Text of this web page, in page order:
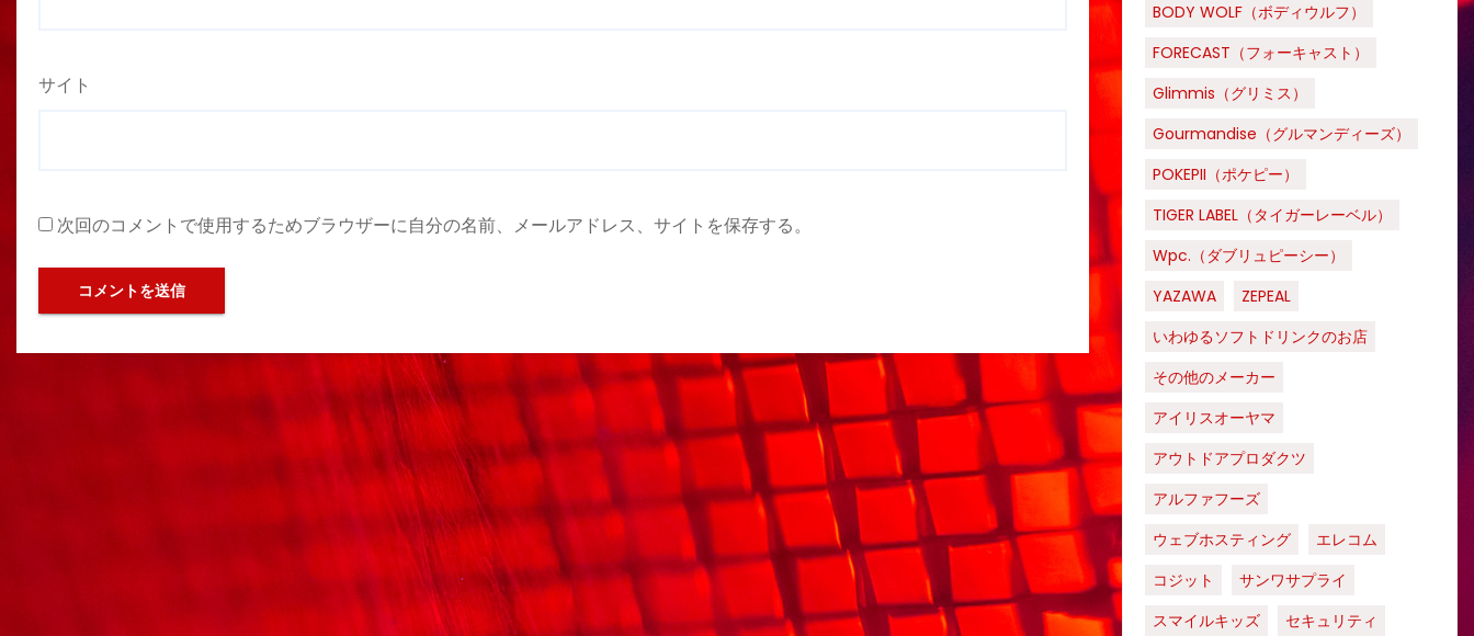
サイト
次回のコメントで使用するためブラウザーに自分の名前、メールアドレス、サイトを保存する。
BODY WOLF（ボディウルフ）
FORECAST（フォーキャスト）
Glimmis（グリミス）
Gourmandise（グルマンディーズ）
POKEPII（ポケピー）
TIGER LABEL（タイガーレーベル）
Wpc.（ダブリュピーシー）
YAZAWA
ZEPEAL
いわゆるソフトドリンクのお店
その他のメーカー
アイリスオーヤマ
アウトドアプロダクツ
アルファフーズ
ウェブホスティング
エレコム
コジット
サンワサプライ
スマイルキッズ
セキュリティ